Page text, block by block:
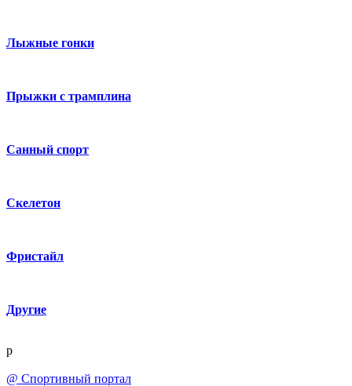
Лыжные гонки
Прыжки с трамплина
Санный спорт
Скелетон
Фристайл
Другие
p
@ Спортивный портал